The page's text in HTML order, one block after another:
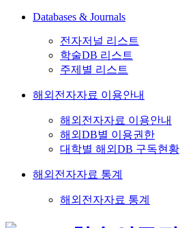
Databases & Journals
전자저널 리스트
학술DB 리스트
주제별 리스트
해외전자자료 이용안내
해외전자자료 이용안내
해외DB별 이용권한
대학별 해외DB 구독현황
해외전자자료 통계
해외전자자료 통계